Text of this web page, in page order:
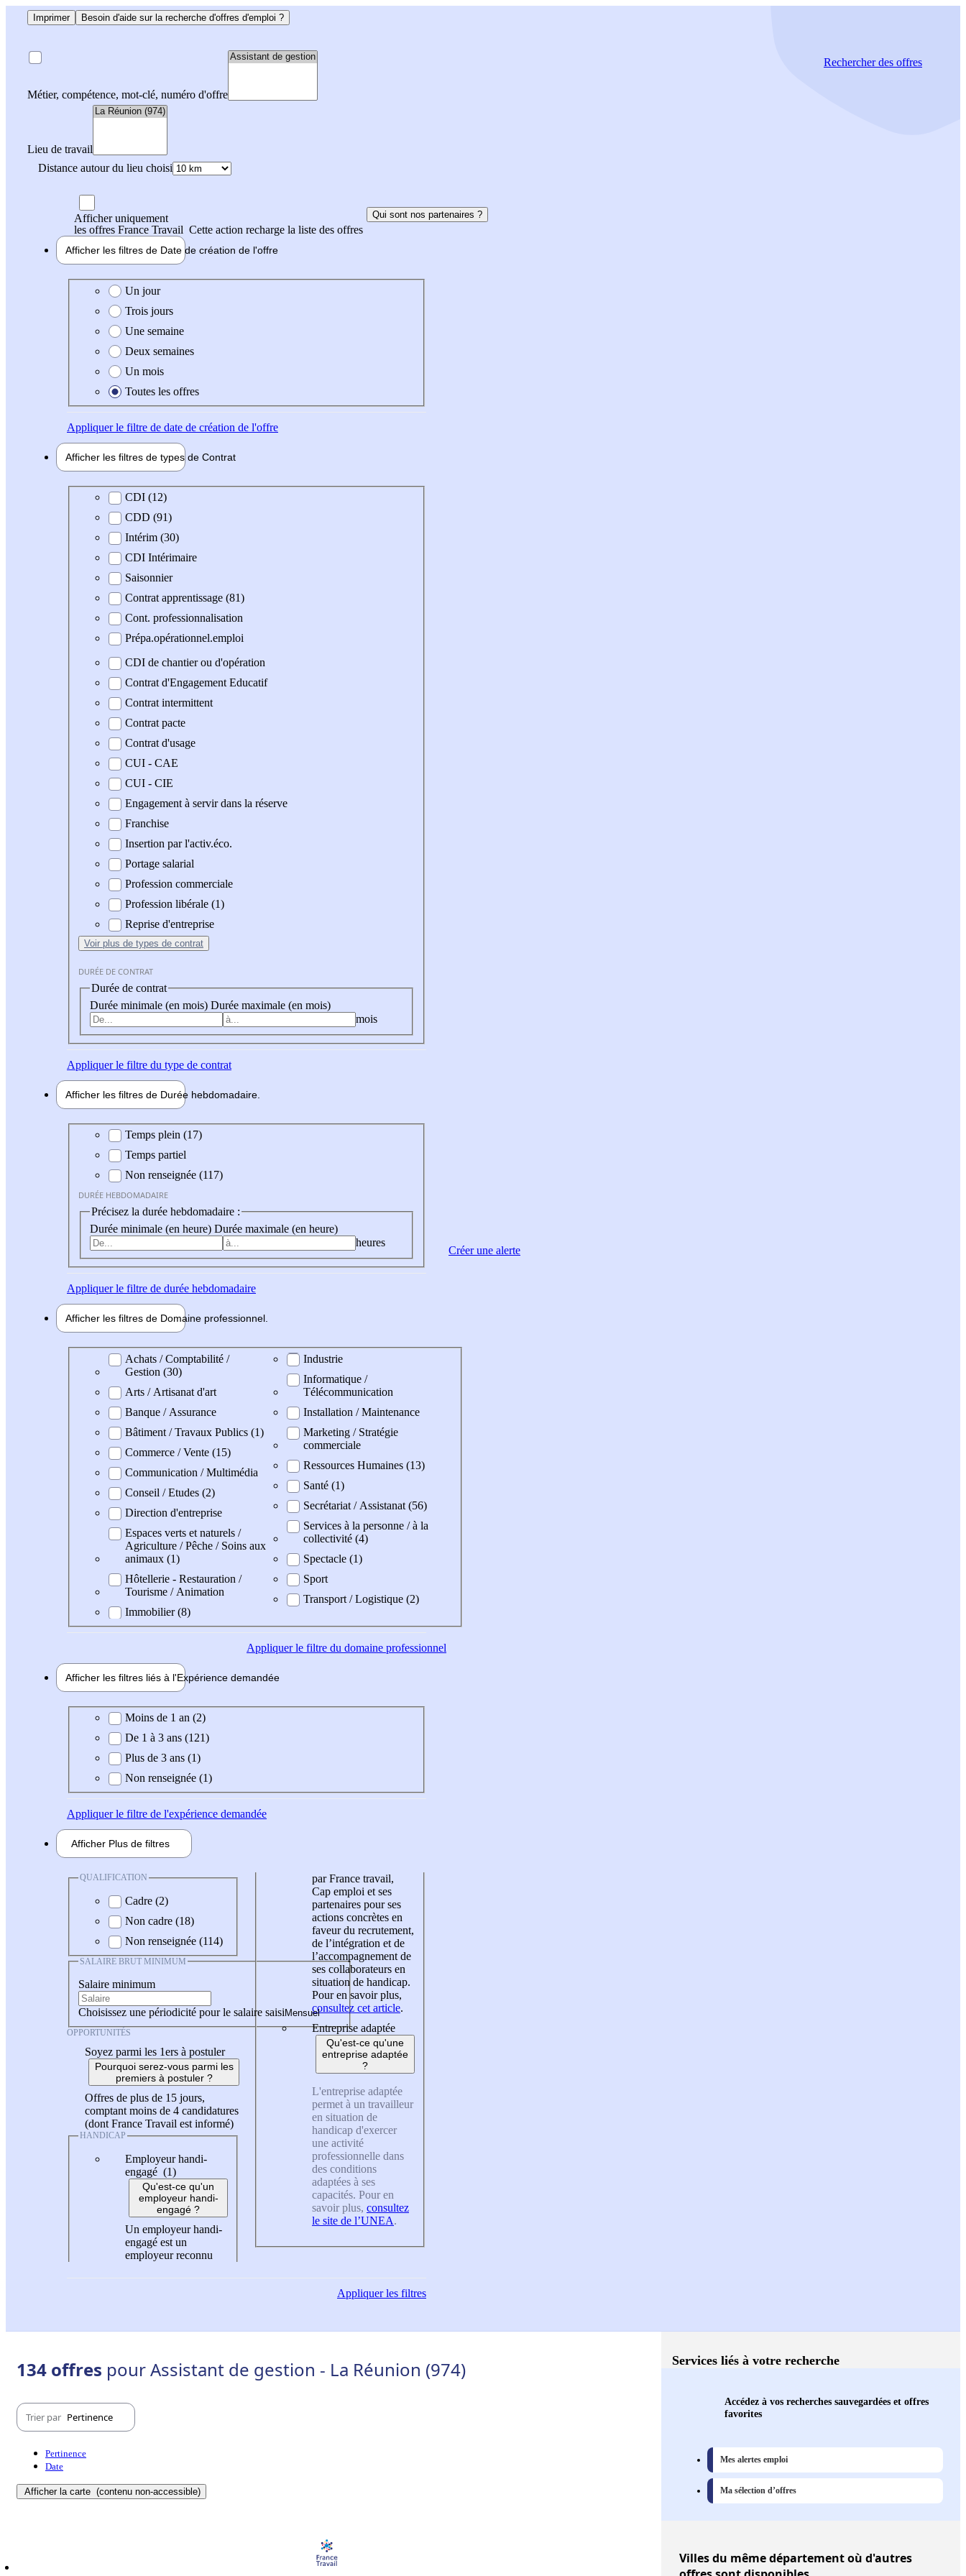
Imprimer Besoin d'aide sur la recherche d'offres d'emploi ?
Métier, compétence, mot-clé, numéro d'offre
Lieu de travail
Distance autour du lieu choisi
Rechercherdes offres
Afficher uniquement
les offres France Travail Cette action recharge la liste des offres
Qui sont nos partenaires ?
Afficher les filtres de Date de création de l'offre
Date de création de l'offre
Un jour
Trois jours
Une semaine
Deux semaines
Un mois
Toutes les offres
Appliquerle filtre de date de création de l'offre
Afficher les filtres de types de Contrat
Type de contratCDI (12)
CDD (91)
Intérim (30)
CDI Intérimaire
Saisonnier
Contrat apprentissage (81)
Cont. professionnalisation
Prépa.opérationnel.emploi
CDI de chantier ou d'opération
Contrat d'Engagement Educatif
Contrat intermittent
Contrat pacte
Contrat d'usage
CUI - CAE
CUI - CIE
Engagement à servir dans la réserve
Franchise
Insertion par l'activ.éco.
Portage salarial
Profession commerciale
Profession libérale (1)
Reprise d'entreprise
Voir plus de types de contrat
DURÉE DE CONTRAT
Durée de contrat
Durée minimale (en mois) Durée maximale (en mois)
mois
Appliquerle filtre du type de contrat
Afficher les filtres de Durée hebdomadaire
Durée hebdomadaire
Temps plein (17)
Temps partiel
Non renseignée (117)
DURÉE HEBDOMADAIRE
Précisez la durée hebdomadaire :
Durée minimale (en heure) Durée maximale (en heure)
heures
Appliquerle filtre de durée hebdomadaire
Afficher les filtres de Domaine professionnel
Domaine professionel
Achats / Comptabilité /
Gestion (30)
Arts / Artisanat d'art
Banque / Assurance
Bâtiment / Travaux Publics (1)
Commerce / Vente (15)
Communication / Multimédia
Conseil / Etudes (2)
Direction d'entreprise
Espaces verts et naturels /
Agriculture / Pêche / Soins aux
animaux (1)
Hôtellerie - Restauration /
Tourisme / Animation
Immobilier (8)
Industrie
Informatique /
Télécommunication
Installation / Maintenance
Marketing / Stratégie
commerciale
Ressources Humaines (13)
Santé (1)
Secrétariat / Assistanat (56)
Services à la personne / à la
collectivité (4)
Spectacle (1)
Sport
Transport / Logistique (2)
Appliquerle filtre du domaine professionnel
Afficher les filtres liés à l'Expérience demandée
Expérience demandée
Moins de 1 an (2)
De 1 à 3 ans (121)
Plus de 3 ans (1)
Non renseignée (1)
Appliquerle filtre de l'expérience demandée
Afficher Plus de filtres
QUALIFICATION
Cadre (2)
Non cadre (18)
Non renseignée (114)
SALAIRE BRUT MINIMUM
Salaire minimum
Choisissez une périodicité pour le salaire saisi
OPPORTUNITÉS
Soyez parmi les 1ers à postuler
Pourquoi serez-vous parmi les
premiers à postuler ?
Offres de plus de 15 jours,
comptant moins de 4 candidatures
(dont France Travail est informé)
HANDICAP
Employeur handi-
engagé (1)
Qu'est-ce qu'un
employeur handi-
engagé ?
Un employeur handi-
engagé est un
employeur reconnu
par France travail,
Cap emploi et ses
partenaires pour ses
actions concrètes en
faveur du recrutement,
de l’intégration et de
l’accompagnement de
ses collaborateurs en
situation de handicap.
Pour en savoir plus,
consultez cet article.
Entreprise adaptée
Qu'est-ce qu'une
entreprise adaptée
?
L'entreprise adaptée
permet à un travailleur
en situation de
handicap d'exercer
une activité
professionnelle dans
des conditions
adaptées à ses
capacités. Pour en
savoir plus, consultez
le site de l’UNEA.
Appliquerles filtres
Créer une alerte
134 offres pour Assistant de gestion - La Réunion (974)
Trier par Pertinence
Pertinence
Date
Afficher la carte (contenu non-accessible)
Services liés à votre recherche
Accédez à vos recherches sauvegardées et offres
favorites
Mes alertes emploi
Ma sélection d’offres
Villesdu même département où d'autres